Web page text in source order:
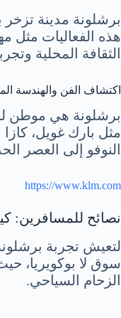
برشلونة مدينة تزخر
هذه الفعاليات مثل
الثقافة المحلية
اكتشاف الفن والهندسة
برشلونة هي موطن
مثل بارك غويل،
النوفو إلى العصر
https://www.klm.com
نصائح للمسافرين:
لتعيش تجربة
سوق لا بوكويريا،
الزحام السياحي.